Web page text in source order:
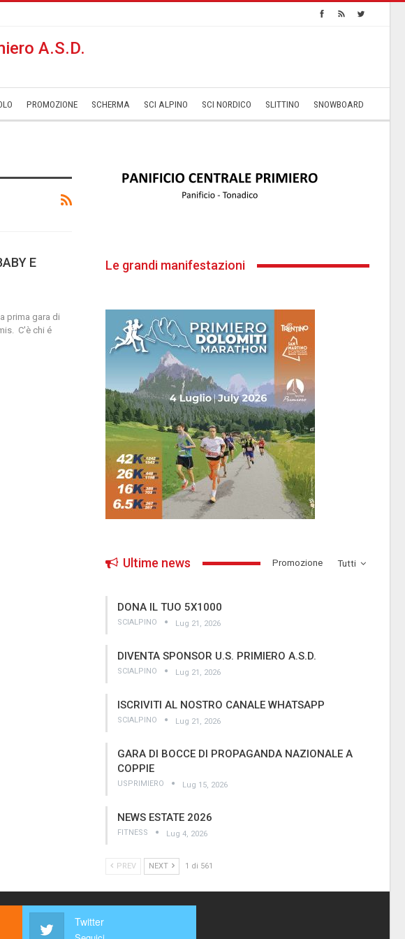
A.S.D.
­PROMOZIONE SCHERMA SCI ALPINO SCI NORDICO SLITTINO SNOWBOARD
E
prima gara di
C'è chi é
Le grandi manifestazioni
Tutti
Ultime news ­Promozione
DONA IL TUO 5X1000
SCIALPINO Lug 21, 2026
DIVENTA SPONSOR U.S. PRIMIERO A.S.D.
SCIALPINO Lug 21, 2026
ISCRIVITI AL NOSTRO CANALE WHATSAPP
SCIALPINO Lug 21, 2026
GARA DI BOCCE DI PROPAGANDA NAZIONALE A
COPPIE
USPRIMIERO Lug 15, 2026
NEWS ESTATE 2026
FITNESS Lug 4, 2026
PREV NEXT 1 di 561
Twitter